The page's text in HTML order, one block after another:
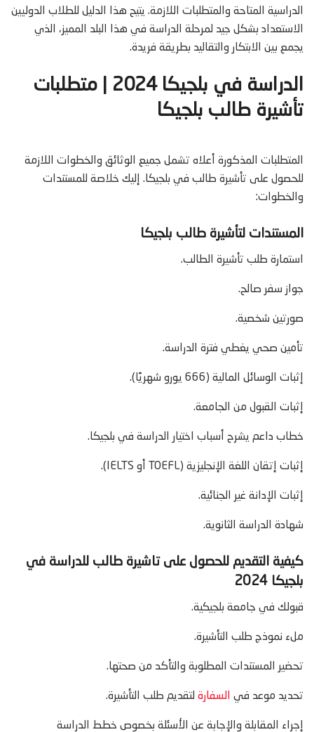
الدراسية المتاحة والمتطلبات اللازمة. يتيح هذا الدليل للطلاب الدوليين
الاستعداد بشكل جيد لمرحلة الدراسة في هذا البلد المميز، الذي
يجمع بين الابتكار والتقاليد بطريقة فريدة.
الدراسة في بلجيكا 2024 | متطلبات
تأشيرة طالب بلجيكا
المتطلبات المذكورة أعلاه تشمل جميع الوثائق والخطوات اللازمة
للحصول على تأشيرة طالب في بلجيكا. إليك خلاصة للمستندات
والخطوات:
المستندات لتأشيرة طالب بلجيكا
استمارة طلب تأشيرة الطالب.
جواز سفر صالح.
صورتين شخصية.
تأمين صحي يغطي فترة الدراسة.
إثبات الوسائل المالية (666 يورو شهريًا).
إثبات القبول من الجامعة.
خطاب داعم يشرح أسباب اختيار الدراسة في بلجيكا.
إثبات إتقان اللغة الإنجليزية (TOEFL أو IELTS).
إثبات الإدانة غير الجنائية.
شهادة الدراسة الثانوية.
كيفية التقديم للحصول على تاشيرة طالب للدراسة في
بلجيكا 2024
قبولك في جامعة بلجيكية.
ملء نموذج طلب التأشيرة.
تحضير المستندات المطلوبة والتأكد من صحتها.
تحديد موعد في السفارة لتقديم طلب التأشيرة.
إجراء المقابلة والإجابة عن الأسئلة بخصوص خطط الدراسة